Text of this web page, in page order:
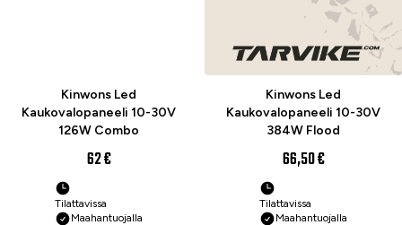
Kinwons Led
Kaukovalopaneeli 10-30V
126W Combo
62 €
Tilattavissa
Maahantuojalla
Kinwons Led
Kaukovalopaneeli 10-30V
384W Flood
66,50 €
Tilattavissa
Maahantuojalla